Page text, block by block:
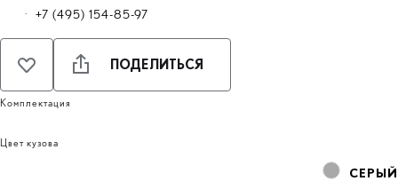
· +7 (495) 154-85-97
ПОДЕЛИТЬСЯ
Комплектация
Цвет кузова
СЕРЫЙ